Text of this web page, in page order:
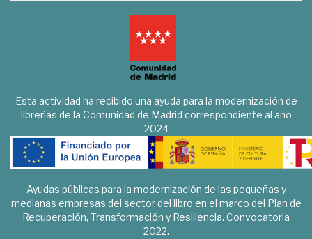
Esta actividad ha recibido una ayuda para la modernización de
librerías de la Comunidad de Madrid correspondiente al año
2024
Ayudas públicas para la modernización de las pequeñas y
medianas empresas del sector del libro en el marco del Plan de
Recuperación, Transformación y Resiliencia. Convocatoria
2022.